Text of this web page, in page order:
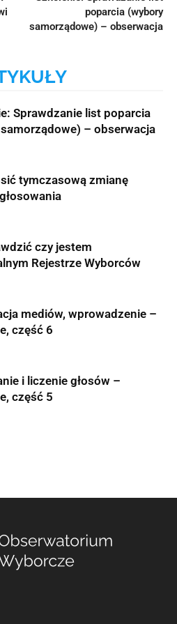
poparcia (wybory
samorządowe) – obserwacja
Sprawdzanie list poparcia
– obserwacja
tymczasową zmianę
czy jestem
Rejestrze Wyborców
mediów, wprowadzenie –
część 6
i liczenie głosów –
część 5